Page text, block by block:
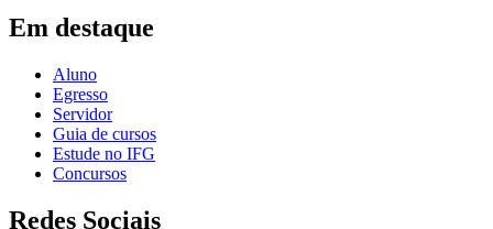
Em destaque
Aluno
Egresso
Servidor
Guia de cursos
Estude no IFG
Concursos
Redes Sociais